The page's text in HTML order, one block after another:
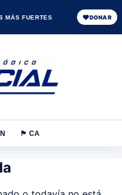
MÁS FUERTES DONAR
🏴 CA